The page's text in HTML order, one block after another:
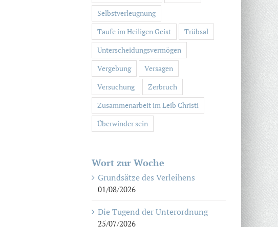
Selbstverleugnung
Taufe im Heiligen Geist
Trübsal
Unterscheidungsvermögen
Vergebung
Versagen
Versuchung
Zerbruch
Zusammenarbeit im Leib Christi
Überwinder sein
Wort zur Woche
Grundsätze des Verleihens
01/08/2026
Die Tugend der Unterordnung
25/07/2026